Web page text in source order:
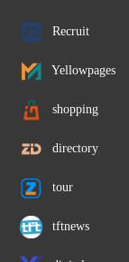
Recruit
Yellowpages
shopping
directory
tour
tftnews